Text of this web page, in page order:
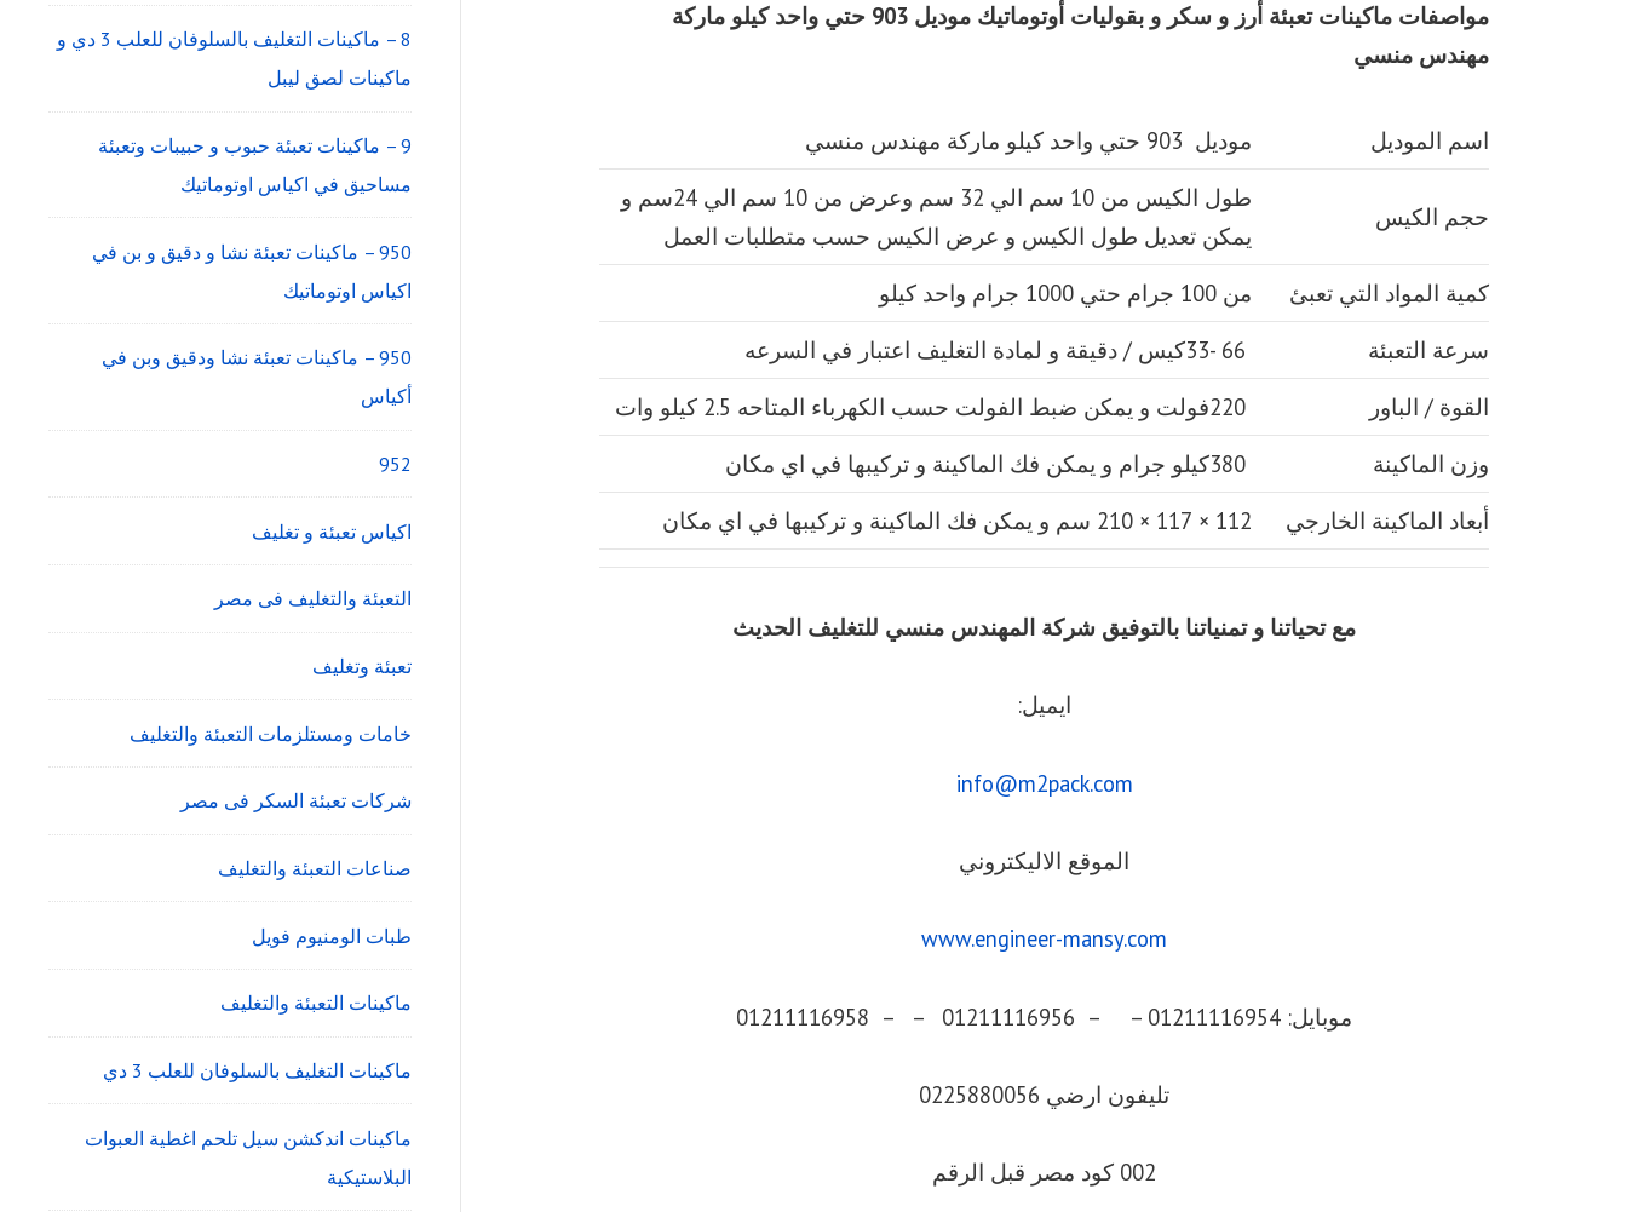
مواصفات ماكينات تعبئة أرز و سكر و بقوليات أوتوماتيك موديل 903 حتي واحد كيلو ماركة
مهندس منسي
اسم الموديل موديل 903 حتي واحد كيلو ماركة مهندس منسي
حجم الكيس
طول الكيس من 10 سم الي 32 سم وعرض من 10 سم الي 24سم و
يمكن تعديل طول الكيس و عرض الكيس حسب متطلبات العمل
كمية المواد التي تعبئ
من 100 جرام حتي 1000 جرام واحد كيلو
سرعة التعبئة
القوة / الباور
وزن الماكينة
أبعاد الماكينة الخارجي
112 × 117 × 210 سم و يمكن فك الماكينة و تركيبها في اي مكان
مع تحياتنا و تمنياتنا بالتوفيق شركة المهندس منسي للتغليف الحديث
ايميل:
info@m2pack.com
الموقع الاليكتروني
www.engineer-mansy.com
موبايل: 01211116954 – – 01211116956 – – 01211116958
تليفون ارضي 0225880056
002 كود مصر قبل الرقم
8 – ماكينات التغليف بالسلوفان للعلب 3 دي و
ماكينات لصق ليبل
9 – ماكينات تعبئة حبوب و حبيبات وتعبئة
مساحيق في اكياس اوتوماتيك
950 – ماكينات تعبئة نشا و دقيق و بن في
اكياس اوتوماتيك
950 – ماكينات تعبئة نشا ودقيق وبن في
أكياس
952
اكياس تعبئة و تغليف
التعبئة والتغليف فى مصر
تعبئة وتغليف
خامات ومستلزمات التعبئة والتغليف
شركات تعبئة السكر فى مصر
صناعات التعبئة والتغليف
طبات الومنيوم فويل
ماكينات التعبئة والتغليف
ماكينات التغليف بالسلوفان للعلب 3 دي
ماكينات اندكشن سيل تلحم اغطية العبوات
البلاستيكية